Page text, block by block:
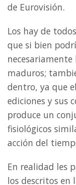
de Eurovisión.
Los hay de
que si bien
maduros;
dentro, ya que
ediciones y sus
produce un
fisiológicos
acción del
En realidad les
los descritos